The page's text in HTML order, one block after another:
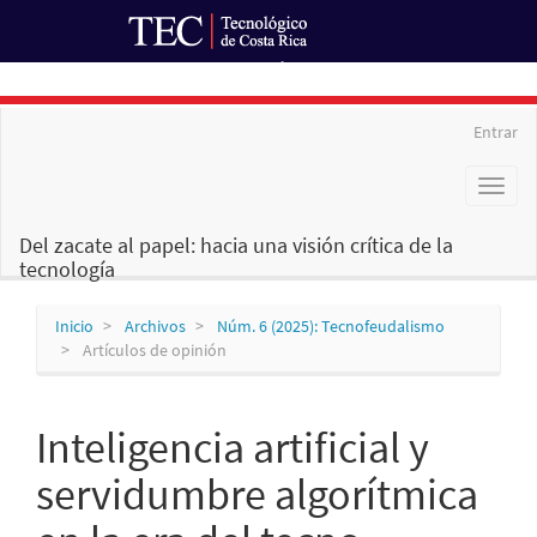
lateral
Entrar
Toggle
Del zacate al papel: hacia una visión crítica de la
tecnología
Inicio Archivos
Núm. 6 (2025): Tecnofeudalismo
Artículos de opinión
Inteligencia artificial y
servidumbre algorítmica